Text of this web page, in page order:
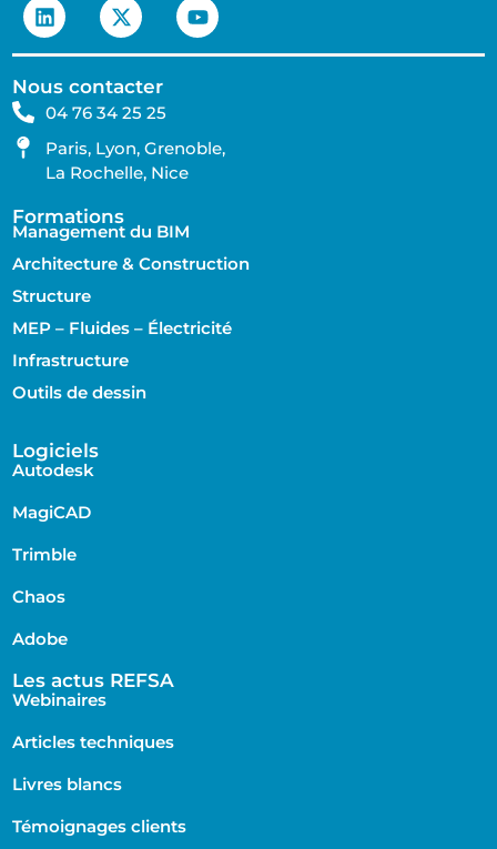
Nous contacter
04 76 34 25 25
Paris, Lyon, Grenoble,
La Rochelle, Nice
Formations
Management du BIM
Architecture & Construction
Structure
MEP – Fluides – Électricité
Infrastructure
Outils de dessin
Logiciels
Autodesk
MagiCAD
Trimble
Chaos
Adobe
Les actus REFSA
Webinaires
Articles techniques
Livres blancs
Témoignages clients